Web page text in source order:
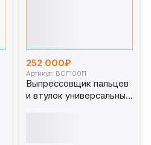
252 000₽
Артикул: ВСГ100П
Выпрессовщик пальцев
и втулок универсальный